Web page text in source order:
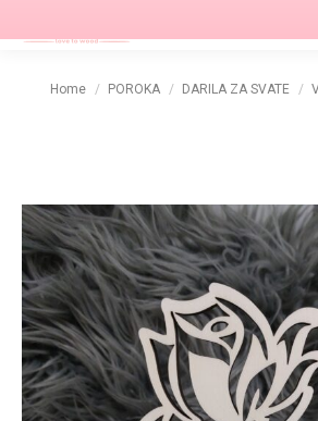
You are here:
Home POROKA DARILA ZA SVATE